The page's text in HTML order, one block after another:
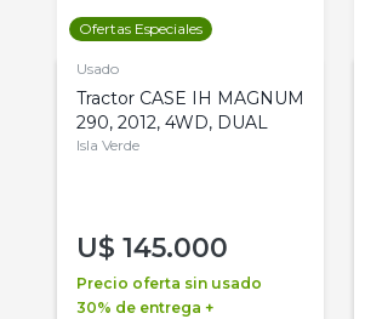
Ofertas Especiales
Usado
Tractor CASE IH MAGNUM
290, 2012, 4WD, DUAL
Isla Verde
U$ 145.000
Precio oferta sin usado
30% de entrega +